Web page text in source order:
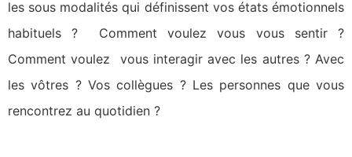
les sous modalités qui définissent vos états émotionnels
habituels ? Comment voulez vous vous sentir ?
Comment voulez vous interagir avec les autres ? Avec
les vôtres ? Vos collègues ? Les personnes que vous
rencontrez au quotidien ?